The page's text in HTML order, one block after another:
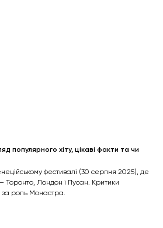
популярного хіту, цікаві факти та чи
фестивалі (30 серпня 2025), де
— Торонто, Лондон і Пусан. Критики
роль Монастра.